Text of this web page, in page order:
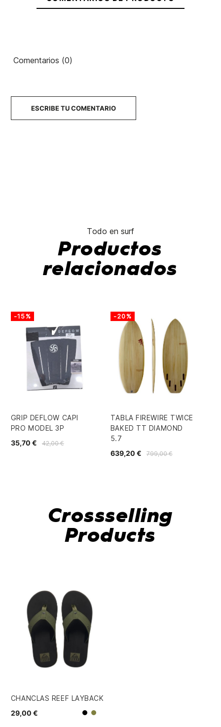
Comentarios (0)
ESCRIBE TU COMENTARIO
Todo en surf
Productos
relacionados
GRIP DEFLOW CAPI
PRO MODEL 3P
42,00 €
35,70 €
-15%
TABLA FIREWIRE TWICE
BAKED TT DIAMOND
5.7
799,00 €
639,20 €
-20%
Crossselling
Products
CHANCLAS REEF LAYBACK
29,00 €
Negro
Oliva